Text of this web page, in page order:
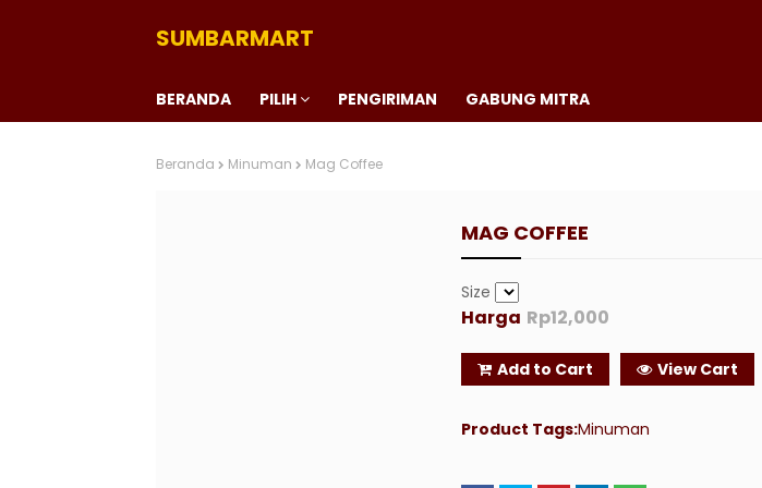
SUMBARMART
BERANDA PILIH PENGIRIMAN GABUNG MITRA
Beranda Minuman Mag Coffee
MAG COFFEE
Size
Harga Rp12,000
Add to Cart View Cart
Product Tags:Minuman